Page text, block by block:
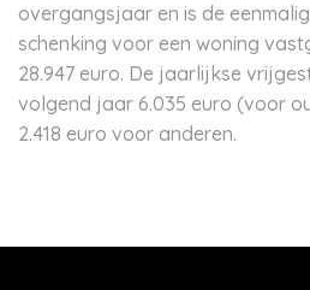
overgangsjaar en is de
schenking voor een woning
28.947 euro. De jaarlijkse
volgend jaar 6.035 euro (voor
2.418 euro voor anderen.